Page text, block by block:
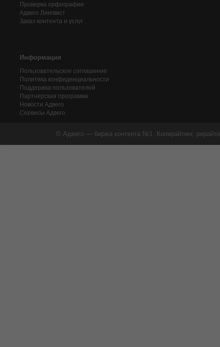
Проверка орфографии
Адвего Лингвист
Заказ контента и услуг
Информация
Пользовательское соглашение
Политика конфиденциальности
Поддержка пользователей
Партнерская программа
Новости Адвего
Сервисы Адвего
© Адвего — биржа контента №1. Копирайтинг,